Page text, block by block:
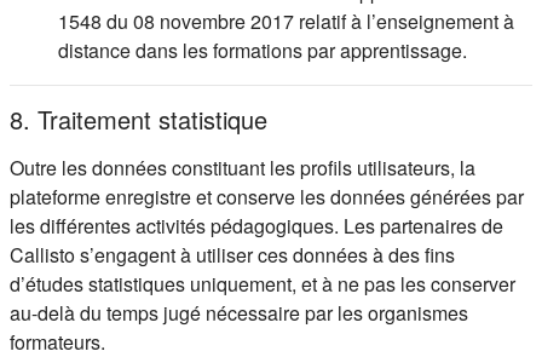
1548 du 08 novembre 2017 relatif à l’enseignement à
distance dans les formations par apprentissage.
8. Traitement statistique
Outre les données constituant les profils utilisateurs, la
plateforme enregistre et conserve les données générées par
les différentes activités pédagogiques. Les partenaires de
Callisto s’engagent à utiliser ces données à des fins
d’études statistiques uniquement, et à ne pas les conserver
au-delà du temps jugé nécessaire par les organismes
formateurs.